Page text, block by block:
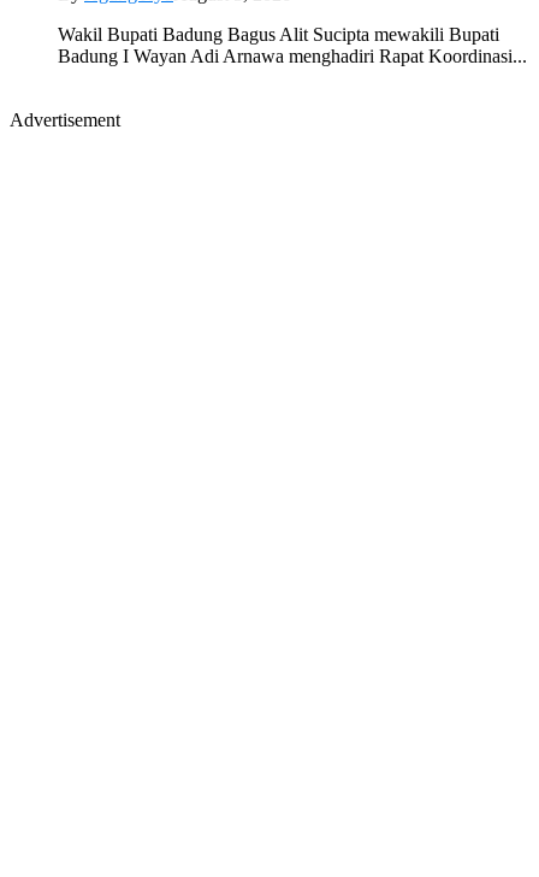
Wakil Bupati Badung Bagus Alit Sucipta mewakili Bupati
Badung I Wayan Adi Arnawa menghadiri Rapat Koordinasi...
Advertisement